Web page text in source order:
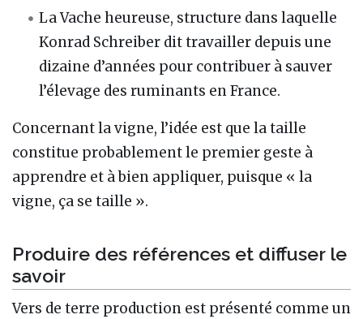
La Vache heureuse, structure dans laquelle
Konrad Schreiber dit travailler depuis une
dizaine d’années pour contribuer à sauver
l’élevage des ruminants en France.
Concernant la vigne, l’idée est que la taille
constitue probablement le premier geste à
apprendre et à bien appliquer, puisque « la
vigne, ça se taille ».
Produire des références et diffuser le
savoir
Vers de terre production est présenté comme un